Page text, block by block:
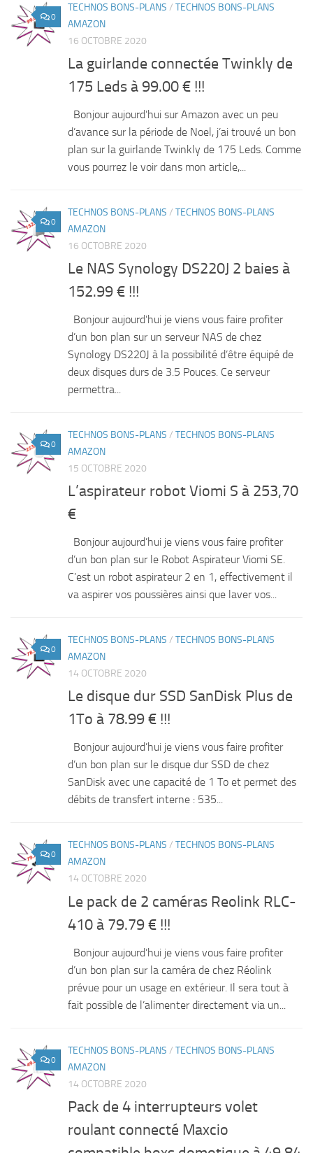
0
TECHNOS BONS-PLANS / TECHNOS BONS-PLANS
AMAZON
16 OCTOBRE 2020
La guirlande connectée Twinkly de
175 Leds à 99.00 € !!!
Bonjour aujourd’hui sur Amazon avec un peu
d’avance sur la période de Noel, j’ai trouvé un bon
plan sur la guirlande Twinkly de 175 Leds. Comme
vous pourrez le voir dans mon article,...
0
TECHNOS BONS-PLANS / TECHNOS BONS-PLANS
AMAZON
16 OCTOBRE 2020
Le NAS Synology DS220J 2 baies à
152.99 € !!!
Bonjour aujourd’hui je viens vous faire profiter
d’un bon plan sur un serveur NAS de chez
Synology DS220J à la possibilité d’être équipé de
deux disques durs de 3.5 Pouces. Ce serveur
permettra...
0
TECHNOS BONS-PLANS / TECHNOS BONS-PLANS
AMAZON
15 OCTOBRE 2020
L’aspirateur robot Viomi S à 253,70
€
Bonjour aujourd’hui je viens vous faire profiter
d’un bon plan sur le Robot Aspirateur Viomi SE.
C’est un robot aspirateur 2 en 1, effectivement il
va aspirer vos poussières ainsi que laver vos...
0
TECHNOS BONS-PLANS / TECHNOS BONS-PLANS
AMAZON
14 OCTOBRE 2020
Le disque dur SSD SanDisk Plus de
1To à 78.99 € !!!
Bonjour aujourd’hui je viens vous faire profiter
d’un bon plan sur le disque dur SSD de chez
SanDisk avec une capacité de 1 To et permet des
débits de transfert interne : 535...
0
TECHNOS BONS-PLANS / TECHNOS BONS-PLANS
AMAZON
14 OCTOBRE 2020
Le pack de 2 caméras Reolink RLC-
410 à 79.79 € !!!
Bonjour aujourd’hui je viens vous faire profiter
d’un bon plan sur la caméra de chez Réolink
prévue pour un usage en extérieur. Il sera tout à
fait possible de l’alimenter directement via un...
0
TECHNOS BONS-PLANS / TECHNOS BONS-PLANS
AMAZON
14 OCTOBRE 2020
Pack de 4 interrupteurs volet
roulant connecté Maxcio